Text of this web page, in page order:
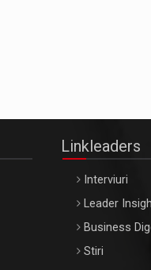
Linkleaders
Interviuri
Leader
Business
Stiri